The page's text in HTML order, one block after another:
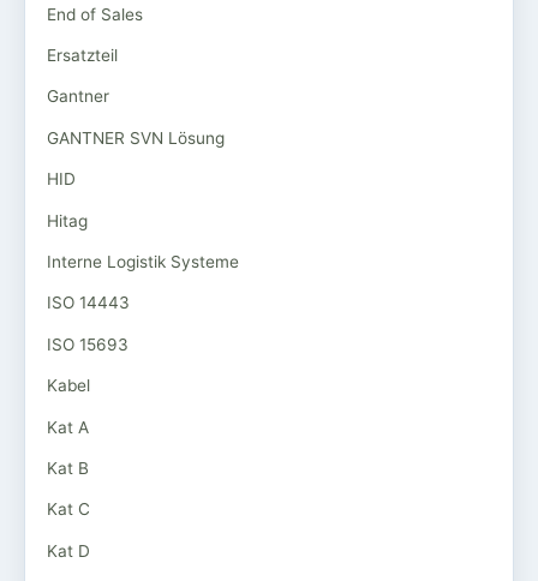
End of Sales
Ersatzteil
Gantner
GANTNER SVN Lösung
HID
Hitag
Interne Logistik Systeme
ISO 14443
ISO 15693
Kabel
Kat A
Kat B
Kat C
Kat D